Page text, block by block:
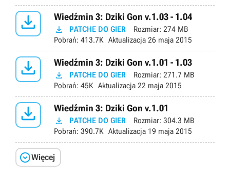
 Wiedźmin 3: Dziki Gon v.1.03 - 1.04
 PATCHE DO GIER Rozmiar: 274 MB
Pobrań: 413.7K Aktualizacja 26 maja 2015
 Wiedźmin 3: Dziki Gon v.1.01 - 1.03
 PATCHE DO GIER Rozmiar: 271.7 MB
Pobrań: 45K Aktualizacja 22 maja 2015
 Wiedźmin 3: Dziki Gon v.1.01
 PATCHE DO GIER Rozmiar: 304.3 MB
Pobrań: 390.7K Aktualizacja 19 maja 2015
Więcej